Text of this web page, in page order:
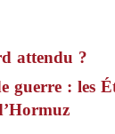
attendu ?
guerre : les